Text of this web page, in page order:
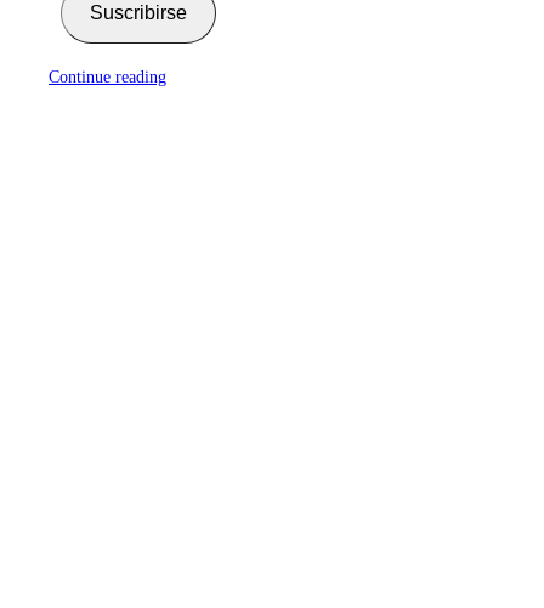
Suscribirse
Continue reading